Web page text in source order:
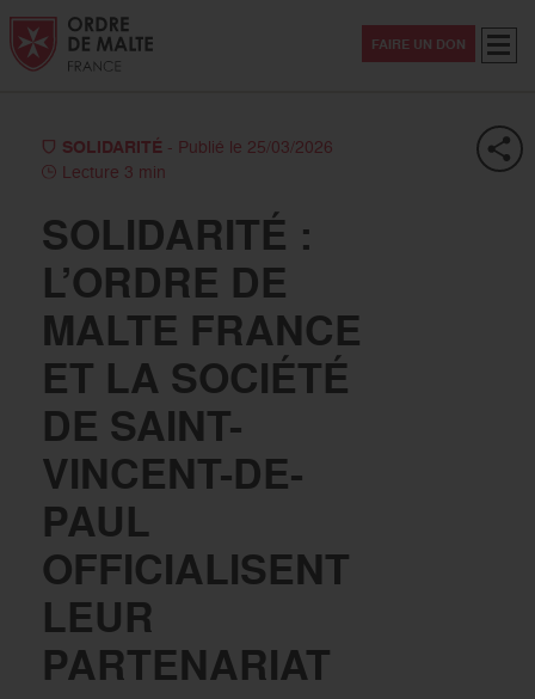
Aller au contenu
Aller à la recherche
Aller au menu
FAIRE UN DON
SOLIDARITÉ - Publié le 25/03/2026
Lecture 3 min
SOLIDARITÉ :
L’ORDRE DE
MALTE FRANCE
ET LA SOCIÉTÉ
DE SAINT-
VINCENT-DE-
PAUL
OFFICIALISENT
LEUR
PARTENARIAT